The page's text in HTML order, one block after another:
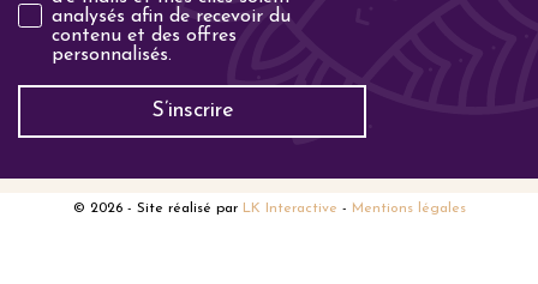
analysés afin de recevoir du
contenu et des offres
personnalisés.
S’inscrire
© 2026- Site réalisé par LK Interactive - Mentions légales